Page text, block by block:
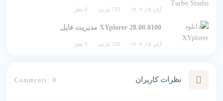
آبان ۱۵, ۱۴۰۴ 733 بازدید 0 نظر
XYplorer 28.00.0100 مدیریت فایل
آبان ۱۵, ۱۴۰۴ 530 بازدید 0 نظر
نظرات کاربران Comments: 0